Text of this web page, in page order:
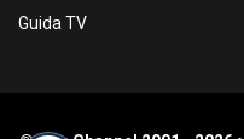
Guida TV